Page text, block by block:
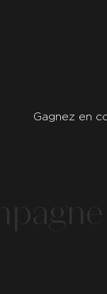
Gagnez en